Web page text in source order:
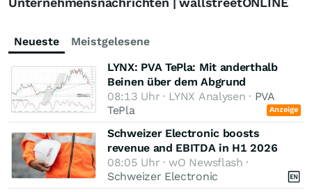
Neueste
Meistgelesene
LYNX: PVA TePla: Mit anderthalb
Beinen über dem Abgrund
08:13 Uhr · LYNX Analysen · PVA
TePla
Anzeige
Schweizer Electronic boosts
revenue and EBITDA in H1 2026
08:05 Uhr · wO Newsflash ·
Schweizer Electronic